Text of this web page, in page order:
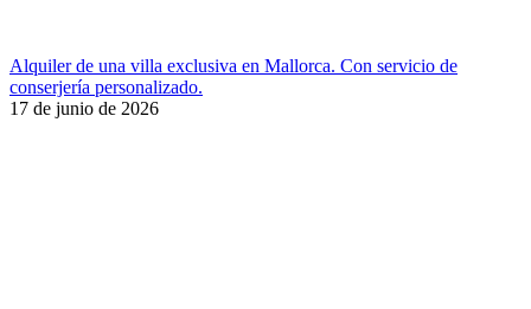
Alquiler de una villa exclusiva en Mallorca. Con servicio de
conserjería personalizado.
17 de junio de 2026